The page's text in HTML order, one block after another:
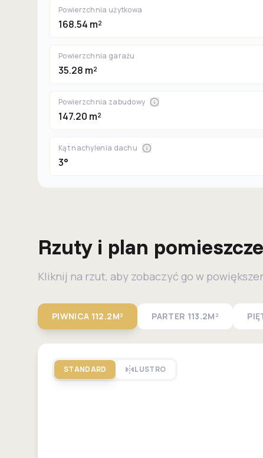
Powierzchnia użytkowa
168.54 m²
Powierzchnia garażu
35.28 m²
Powierzchnia zabudowy
147.20 m²
Kąt nachylenia dachu
3°
Rzuty i plan
Kliknij na rzut, aby zobaczyć go w
PIWNICA 112.2M² PARTER 113.2M²
STANDARD LUSTRO